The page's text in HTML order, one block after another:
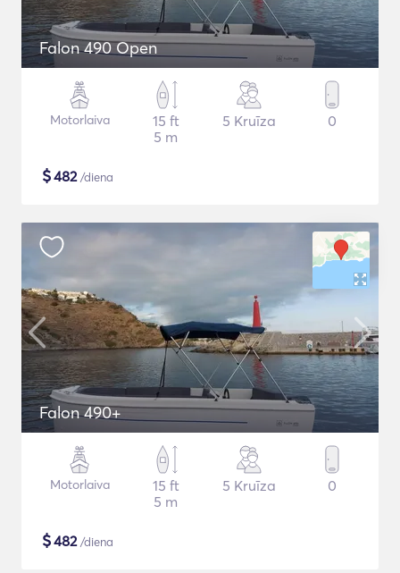
Falon 490 Open
Motorlaiva
15 ft
5 m
5 Kruīza 0
$482/diena
Falon 490+
Motorlaiva
15 ft
5 m
5 Kruīza 0
$482/diena